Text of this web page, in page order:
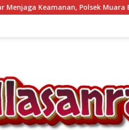
Muara Beliti Bangun “Sabuk